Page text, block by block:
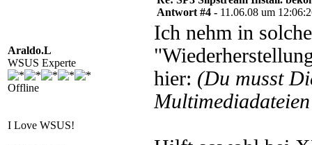
Araldo.L
WSUS Experte
Offline
I Love WSUS!
Antwort #4 - 11.06.08 um
Ich nehm in
hier: (Du musst